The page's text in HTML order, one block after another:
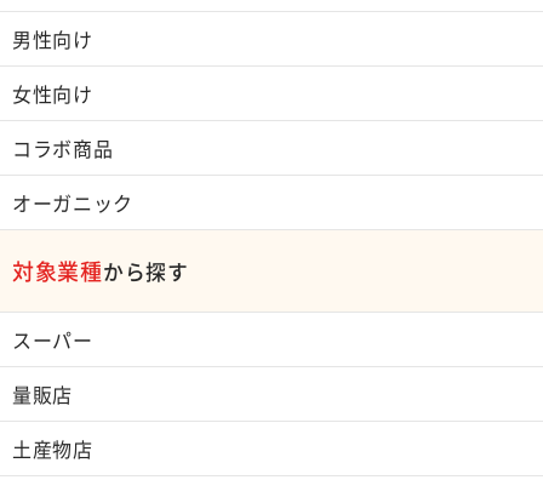
男性向け
女性向け
コラボ商品
オーガニック
対象業種から探す
スーパー
量販店
土産物店